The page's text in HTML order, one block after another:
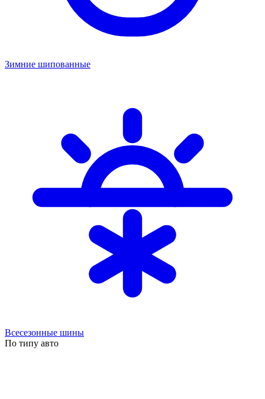
Зимние шипованные
Всесезонные шины
По типу авто